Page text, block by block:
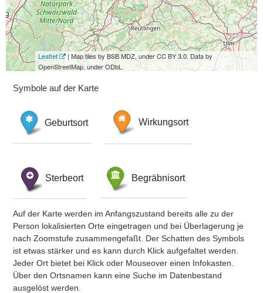
Leaflet
| Map tiles by BSB MDZ, under CC BY 3.0. Data by
OpenStreetMap, under ODbL.
Symbole auf der Karte
Geburtsort Wirkungsort
Sterbeort Begräbnisort
Auf der Karte werden im Anfangszustand bereits alle zu der
Person lokalisierten Orte eingetragen und bei Überlagerung je
nach Zoomstufe zusammengefaßt. Der Schatten des Symbols
ist etwas stärker und es kann durch Klick aufgefaltet werden.
Jeder Ort bietet bei Klick oder Mouseover einen Infokasten.
Über den Ortsnamen kann eine Suche im Datenbestand
ausgelöst werden.